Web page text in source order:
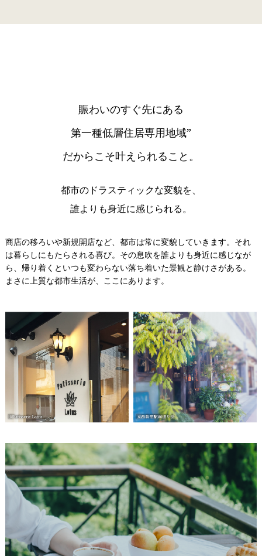
賑わいのすぐ先にある
第一種低層住居専用地域”
だからこそ叶えられること。
都市のドラスティックな変貌を、
誰よりも身近に感じられる。
商店の移ろいや新規開店など、都市は常に変貌していきます。それ
は暮らしにもたらされる喜び。その息吹を誰よりも身近に感じなが
ら、帰り着くといつも変わらない落ち着いた景観と静けさがある。
まさに上質な都市生活が、ここにあります。